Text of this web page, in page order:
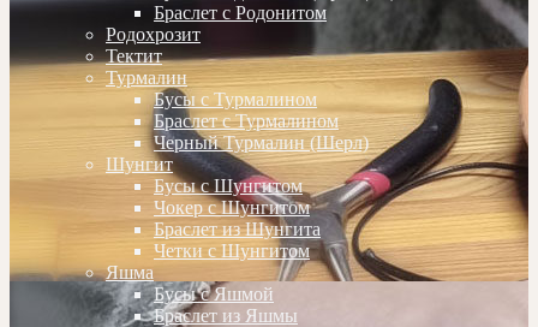
Браслет с Родонитом
Родохрозит
Тектит
Турмалин
Бусы с Турмалином
Браслет с Турмалином
Черный Турмалин (Шерл)
Шунгит
Бусы с Шунгитом
Чокер с Шунгитом
Браслет из Шунгита
Четки с Шунгитом
Яшма
Бусы с Яшмой
Браслет из Яшмы